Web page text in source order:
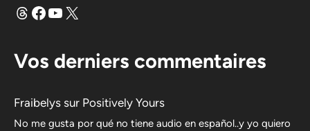
FilsFacebook
YouTube
X
Vos derniers commentaires
Fraibelys sur Positively Yours
No me gusta por qué no tiene audio en español..y yo quiero